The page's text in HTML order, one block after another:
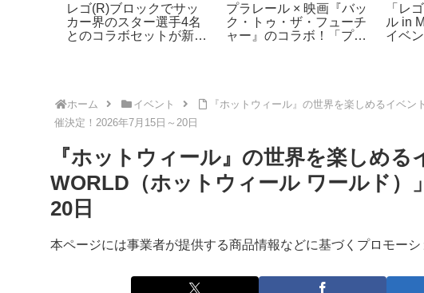
レゴ(R)ブロックでサッ
カー界のスター選手4名
とのコラボセットが新登
プラレール × 映画『バッ
ク・トゥ・ザ・フューチ
ャー』のコラボ！「プラ
2025年10月新登場！
「レ
ル in
イベ
ホーム イベント
『ホットウィール』の世界を楽しめるイベ
催決定！2026年7月15日～20日
『ホットウィール』の世界を楽しめ
WORLD（ホットウィール ワールド）
20日
本ページには事業者が提供する商品情報などに基づくプロモーシ